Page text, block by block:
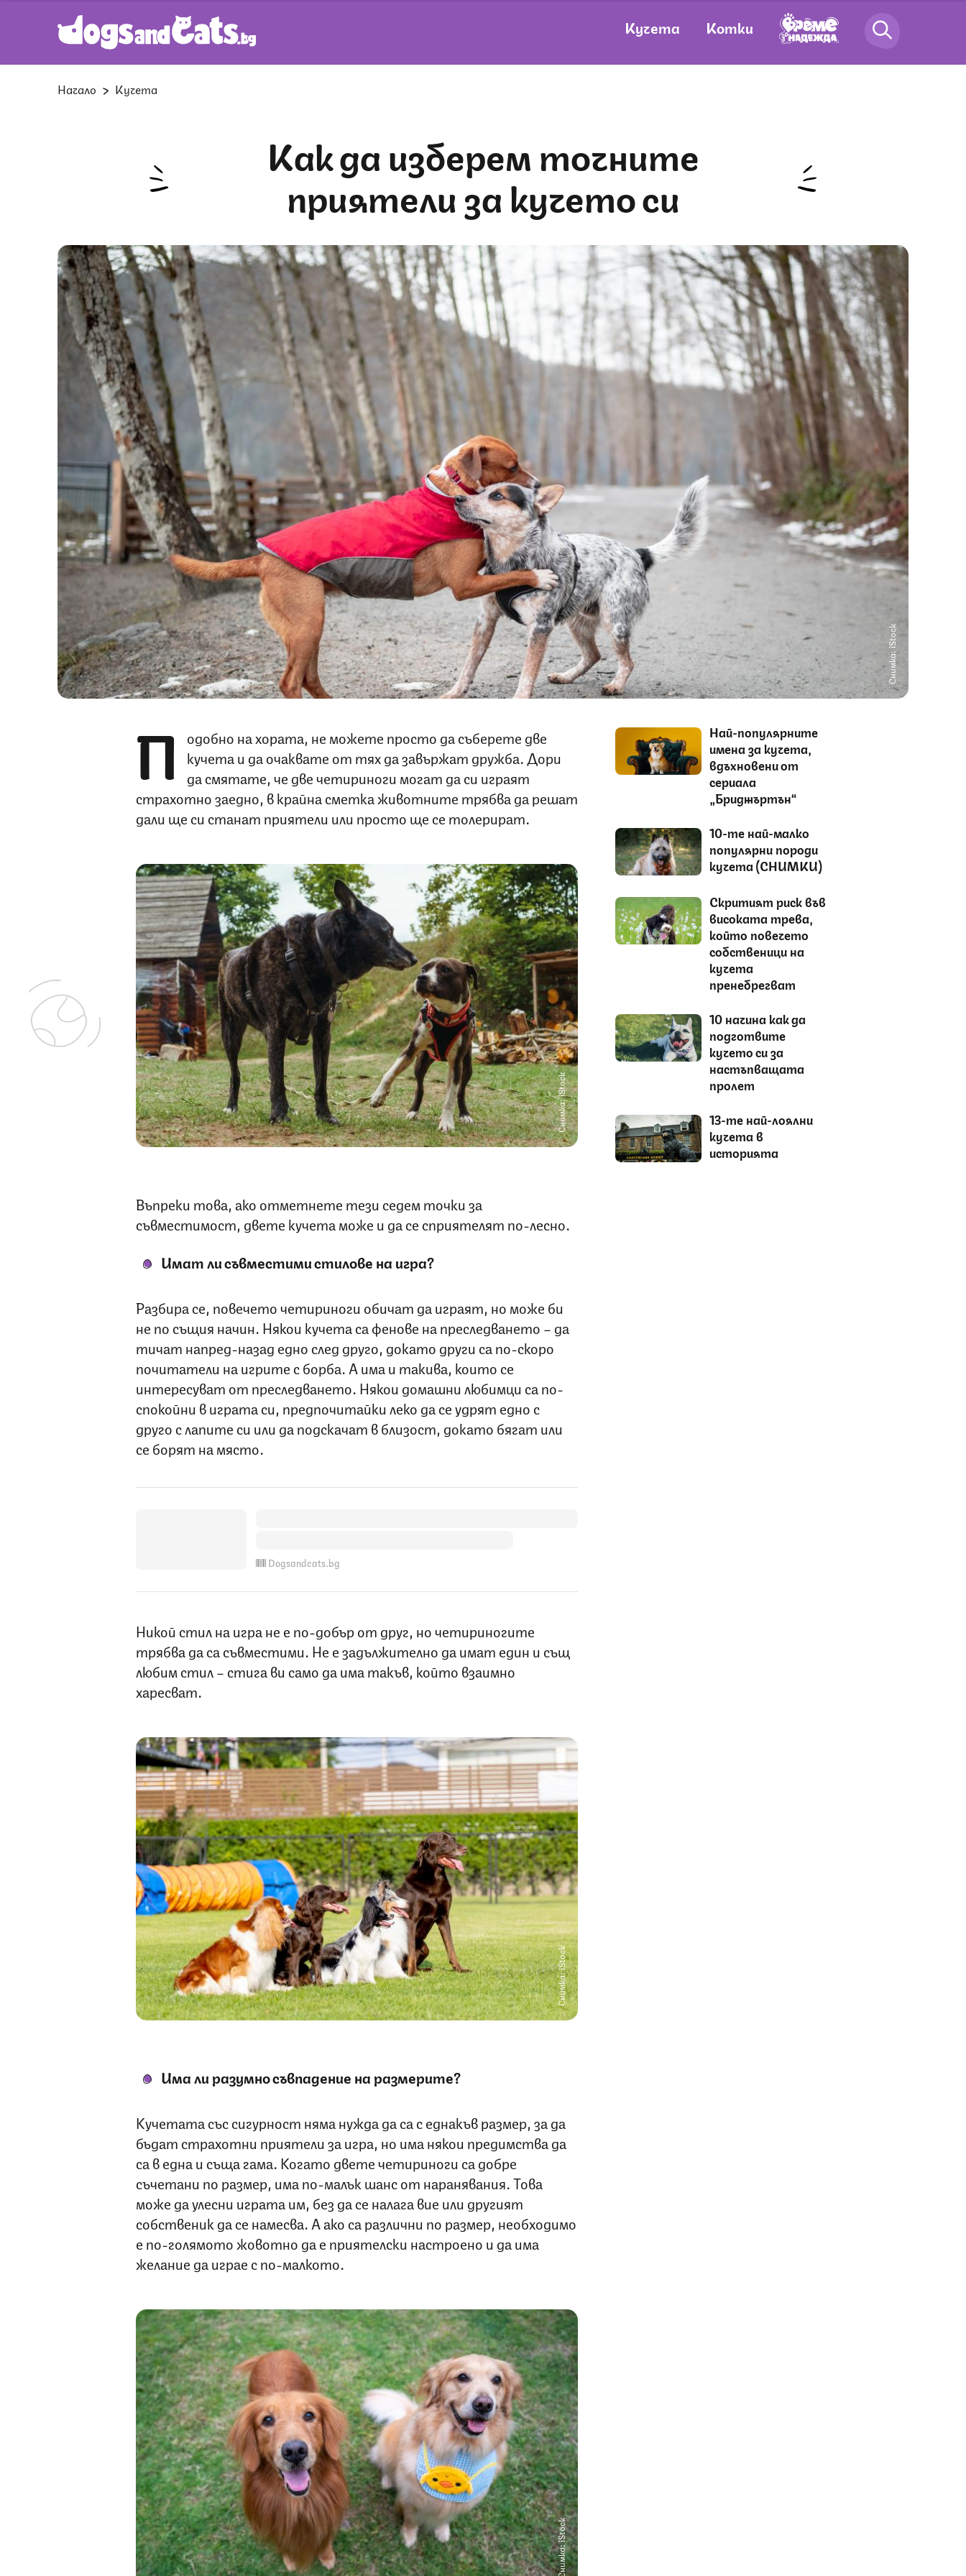
Кучета Котки
Начало Кучета
Как да изберем точните
приятели за кучето си
Снимка: iStock
П
одобно на хората, не можете просто да съберете две
кучета и да очаквате от тях да завържат дружба. Дори
да смятате, че две четириноги могат да си играят
страхотно заедно, в крайна сметка животните трябва да решат
дали ще си станат приятели или просто ще се толерират.
Снимка: iStock
Въпреки това, ако отметнете тези седем точки за
съвместимост, двете кучета може и да се сприятелят по-лесно.
Имат ли съвместими стилове на игра?
Разбира се, повечето четириноги обичат да играят, но може би
не по същия начин. Някои кучета са фенове на преследването – да
тичат напред-назад едно след друго, докато други са по-скоро
почитатели на игрите с борба. А има и такива, които се
интересуват от преследването. Някои домашни любимци са по-
спокойни в играта си, предпочитайки леко да се удрят едно с
друго с лапите си или да подскачат в близост, докато бягат или
се борят на място.
Dogsandcats.bg
Никой стил на игра не е по-добър от друг, но четириногите
трябва да са съвместими. Не е задължително да имат един и същ
любим стил – стига ви само да има такъв, който взаимно
харесват.
Снимка: iStock
Има ли разумно съвпадение на размерите?
Кучетата със сигурност няма нужда да са с еднакъв размер, за да
бъдат страхотни приятели за игра, но има някои предимства да
са в една и съща гама. Когато двете четириноги са добре
съчетани по размер, има по-малък шанс от наранявания. Това
може да улесни играта им, без да се налага вие или другият
собственик да се намесва. А ако са различни по размер, необходимо
е по-голямото жовотно да е приятелски настроено и да има
желание да играе с по-малкото.
Снимка: iStock
Най-популярните
имена за кучета,
вдъхновени от
сериала
„Бриджъртън“
10-те най-малко
популярни породи
кучета (СНИМКИ)
Скритият риск във
високата трева,
който повечето
собственици на
кучета
пренебрегват
10 начина как да
подготвите
кучето си за
настъпващата
пролет
13-те най-лоялни
кучета в
историята